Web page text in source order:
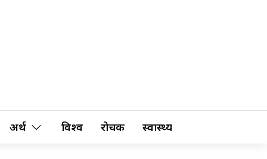
अर्थ विश्व रोचक स्वास्थ्य